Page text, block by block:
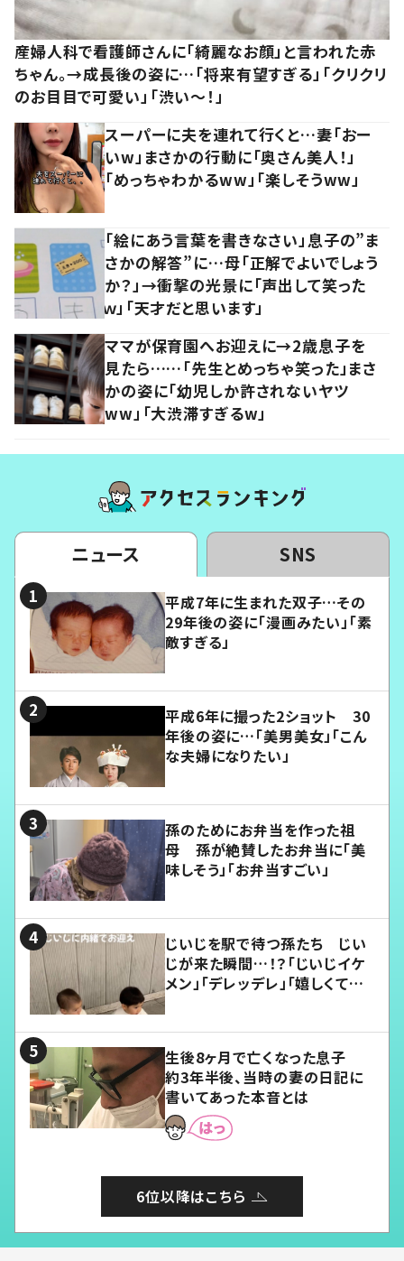
産婦人科で看護師さんに「綺麗なお顔」と言われた赤
ちゃん。→成長後の姿に…「将来有望すぎる」「クリクリ
のお目目で可愛い」「渋い～！」
スーパーに夫を連れて行くと…妻「おー
いw」まさかの行動に「奥さん美人！」
「めっちゃわかるww」「楽しそうww」
「絵にあう言葉を書きなさい」息子の”ま
さかの解答”に…母「正解でよいでしょう
か？」→衝撃の光景に「声出して笑った
ｗ」「天才だと思います」
ママが保育園へお迎えに→2歳息子を
見たら……「先生とめっちゃ笑った」まさ
かの姿に「幼児しか許されないヤツ
ww」「大渋滞すぎるw」
ニュース SNS
平成7年に生まれた双子…その
29年後の姿に「漫画みたい」「素
敵すぎる」
平成6年に撮った2ショット 30
年後の姿に…「美男美女」「こん
な夫婦になりたい」
孫のためにお弁当を作った祖
母 孫が絶賛したお弁当に「美
味しそう」「お弁当すごい」
じいじを駅で待つ孫たち じい
じが来た瞬間…！？「じいじイケ
メン」「デレッデレ」「嬉しくて可
生後8ヶ月で亡くなった息子
約3年半後、当時の妻の日記に
書いてあった本音とは
6位以降はこちら